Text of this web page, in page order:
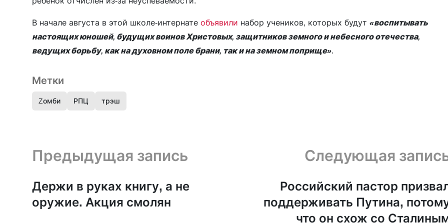
В начале августа в этой школе-интернате объявили набор учеников, которых будут «воспитывать
настоящих юношей, будущих воинов Христовых, защитников земного и небесного отечества,
ведущих борьбу, как на духовном поле брани, так и на земном поприще».
Метки
Zомби РПЦ трэш
Предыдущая запись и следующая запись
Предыдущая запись
Держи в руках книгу, а не
оружие. Акция смолян
Следующая
Российский пастор
поддерживать Путина,
что он схож со